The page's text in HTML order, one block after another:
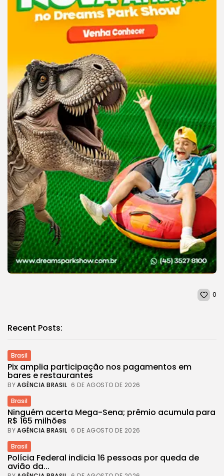
0
Recent Posts:
Brasil
Pix amplia participação nos pagamentos em
bares e restaurantes
BYAGÊNCIA BRASIL 6 DE AGOSTO DE 2026
Brasil
Ninguém acerta Mega-Sena; prêmio acumula para
R$ 165 milhões
BYAGÊNCIA BRASIL 6 DE AGOSTO DE 2026
Brasil
Polícia Federal indicia 16 pessoas por queda de
avião da...